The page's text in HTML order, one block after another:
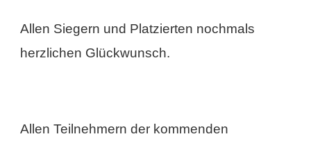
Allen Siegern und Platzierten nochmals
herzlichen Glückwunsch.
Allen Teilnehmern der kommenden